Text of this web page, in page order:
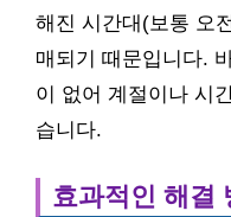
해진 시간대(보통 오
매되기 때문입니다.
이 없어 계절이나 시
습니다.
효과적인 해결